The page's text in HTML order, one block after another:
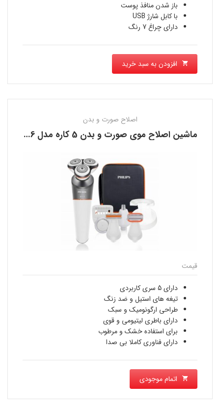
باز شدن منافذ پوست
با کابل شارژ USB
دارای چراغ 7 رنگ
افزودن به سبد خرید
اصلاح صورت و بدن
ماشین اصلاح موی صورت و بدن 5 کاره مدل PH1606 فیلیپس PHILIPS
قیمت
دارای 5 سری کاربردی
تیغه های استیل و ضد زنگ
طراحی ارگونومیک و سبک
دارای باطری لیتیومی و قوی
برای استفاده خشک و مرطوب
دارای فناوری کاملا بی صدا
اتمام موجودی